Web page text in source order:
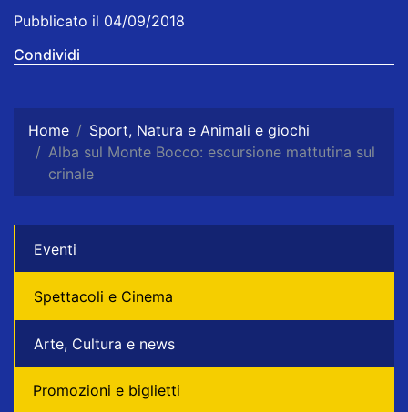
Pubblicato il 04/09/2018
Condividi
Home
Sport, Natura e Animali e giochi
Alba sul Monte Bocco: escursione mattutina sul
crinale
Eventi
Spettacoli e Cinema
Arte, Cultura e news
Promozioni e biglietti